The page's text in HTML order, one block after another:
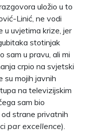
uložio u to
Linić, ne vodi
u uvjetima krize, jer
stotinjak
sam u pravu, ali mi
crpio na svjetski
su mojih javnih
na televizijskim
sam bio
strane privatnih
par excellence).